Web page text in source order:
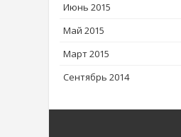
Июнь 2015
Май 2015
Март 2015
Сентябрь 2014